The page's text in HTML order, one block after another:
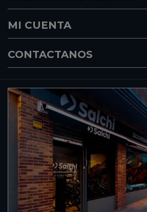
MI CUENTA
CONTACTANOS